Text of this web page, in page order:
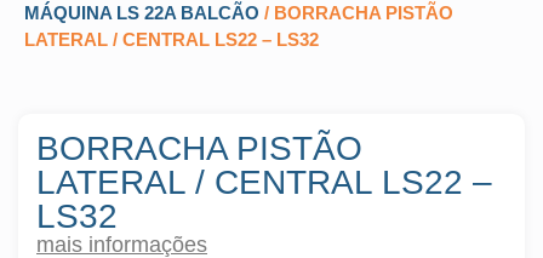
MÁQUINA LS 22A BALCÃO / BORRACHA PISTÃO
LATERAL / CENTRAL LS22 – LS32
BORRACHA PISTÃO
LATERAL / CENTRAL LS22 –
LS32
mais informações